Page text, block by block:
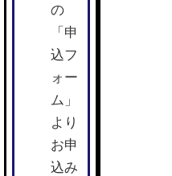
の
「申
込フ
ォー
ム」
より
お申
込み